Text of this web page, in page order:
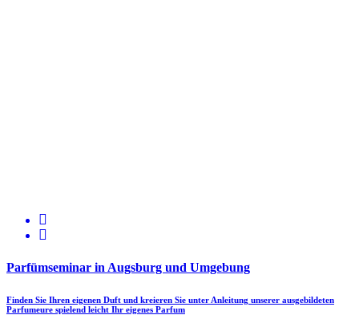
Parfümseminar in Augsburg und Umgebung
Finden Sie Ihren eigenen Duft und kreieren Sie unter Anleitung unserer ausgebildeten
Parfumeure spielend leicht Ihr eigenes Parfum